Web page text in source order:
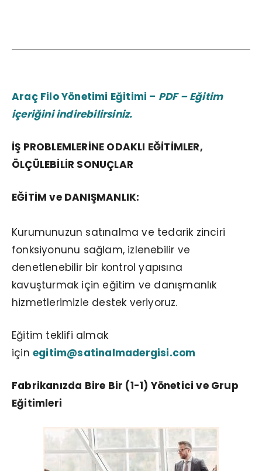
Araç Filo Yönetimi Eğitimi – PDF – Eğitim
içeriğini indirebilirsiniz.
İŞ PROBLEMLERİNE ODAKLI EĞİTİMLER,
ÖLÇÜLEBİLİR SONUÇLAR
EĞİTİM ve DANIŞMANLIK:
Kurumunuzun satınalma ve tedarik zinciri
fonksiyonunu sağlam, izlenebilir ve
denetlenebilir bir kontrol yapısına
kavuşturmak için eğitim ve danışmanlık
hizmetlerimizle destek veriyoruz.
Eğitim teklifi almak
için egitim@satinalmadergisi.com
Fabrikanızda Bire Bir (1-1) Yönetici ve Grup
Eğitimleri